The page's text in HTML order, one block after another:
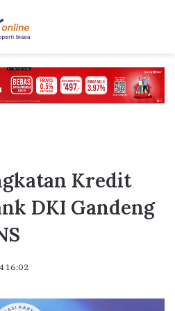
Kredit
DKI Gandeng
16:02